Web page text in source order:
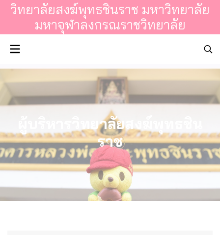
วิทยาลัยสงฆ์พุทธชินราช มหาวิทยาลัย
มหาจุฬาลงกรณราชวิทยาลัย
ผู้บริหารวิทยาลัยสงฆ์พุทธชิน
ราช